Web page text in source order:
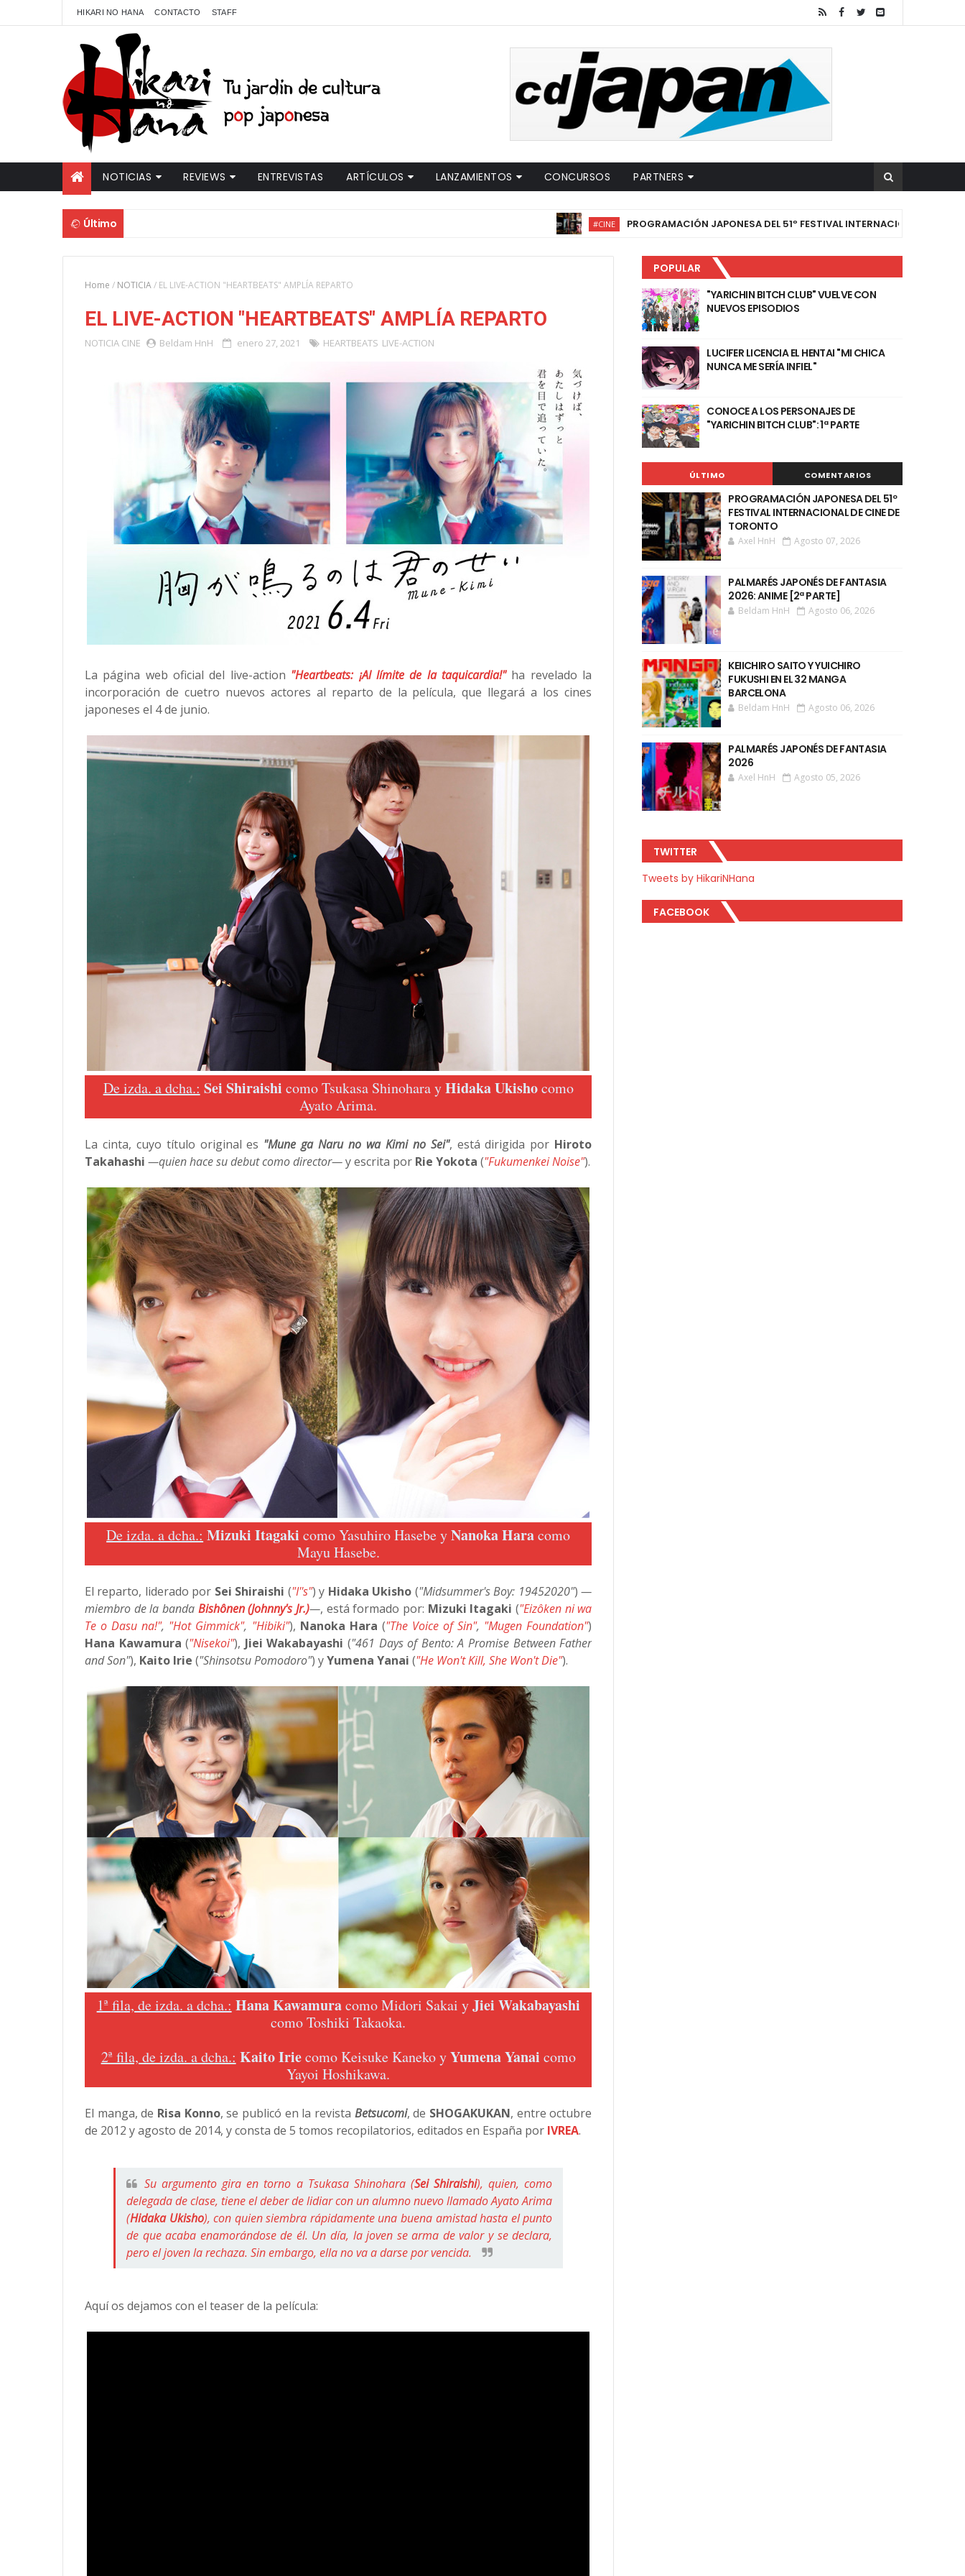
HIKARI NO HANA CONTACTO STAFF
NOTICIAS REVIEWS ENTREVISTAS ARTÍCULOS LANZAMIENTOS CONCURSOS PARTNERS
Último #CINE PROGRAMACIÓN JAPONESA DEL 51º FESTIVAL INTERNACIONAL DE CINE DE
Home / NOTICIA/ EL LIVE-ACTION "HEARTBEATS" AMPLÍA REPARTO
EL LIVE-ACTION "HEARTBEATS" AMPLÍA REPARTO
NOTICIA CINE Beldam HnH enero 27, 2021 HEARTBEATS LIVE-ACTION
La página web oficial del live-action "Heartbeats: ¡Al límite de la taquicardia!"ha revelado la
incorporación de cuetro nuevos actores al reparto de la película, que llegará a los cines
japoneses el 4 de junio.
De izda. a dcha.: Sei Shiraishi como Tsukasa Shinohara yHidaka Ukishocomo
Ayato Arima.
La cinta, cuyo título original es "Mune ga Naru no wa Kimi no Sei", está dirigida por Hiroto
Takahashi —quien hace su debut como director—y escrita por Rie Yokota ("Fukumenkei Noise").
De izda. a dcha.: Mizuki Itagaki como Yasuhiro Hasebe yNanoka Haracomo
Mayu Hasebe.
El reparto, liderado por Sei Shiraishi ("I''s") y Hidaka Ukisho ("Midsummer's Boy: 19452020")—
miembro de la banda Bishônen (Johnny's Jr.)—, está formado por: Mizuki Itagaki ("Eizôken ni wa
Te o Dasu na!", "Hot Gimmick", "Hibiki"), Nanoka Hara ("The Voice of Sin", "Mugen Foundation")
Hana Kawamura ("Nisekoi"), Jiei Wakabayashi ("461 Days of Bento: A Promise Between Father
and Son"), Kaito Irie ("Shinsotsu Pomodoro") yYumena Yanai ("He Won't Kill, She Won't Die").
1ª fila, de izda. a dcha.: Hana Kawamuracomo Midori Sakai yJiei Wakabayashi
como Toshiki Takaoka.
2ª fila, de izda. a dcha.: Kaito Iriecomo Keisuke Kaneko yYumena Yanai como
Yayoi Hoshikawa.
El manga, de Risa Konno, se publicó en la revista Betsucomi, de SHOGAKUKAN, entre octubre
de 2012 y agosto de 2014, y consta de 5 tomos recopilatorios, editados en España por IVREA.
Su argumento gira en torno a Tsukasa Shinohara (Sei Shiraishi), quien, como
delegada de clase, tiene el deber de lidiar con un alumno nuevo llamado Ayato Arima
(Hidaka Ukisho), con quien siembra rápidamente una buena amistad hasta el punto
de que acaba enamorándose de él. Un día, la joven se arma de valor y se declara,
pero el joven la rechaza. Sin embargo, ella no va a darse por vencida.
Aquí os dejamos con el teaser de la película:
POPULAR
"YARICHIN BITCH CLUB" VUELVE CON
NUEVOS EPISODIOS
LUCIFER LICENCIA EL HENTAI "MI CHICA
NUNCA ME SERÍA INFIEL"
CONOCE A LOS PERSONAJES DE
"YARICHIN BITCH CLUB": 1ª PARTE
ÚLTIMO COMENTARIOS
PROGRAMACIÓN JAPONESA DEL 51º
FESTIVAL INTERNACIONAL DE CINE DE
TORONTO
Axel HnH Agosto 07, 2026
PALMARÉS JAPONÉS DE FANTASIA
2026: ANIME [2ª PARTE]
Beldam HnH Agosto 06, 2026
KEIICHIRO SAITO Y YUICHIRO
FUKUSHI EN EL 32 MANGA
BARCELONA
Beldam HnH Agosto 06, 2026
PALMARÉS JAPONÉS DE FANTASIA
2026
Axel HnH Agosto 05, 2026
TWITTER
Tweets by HikariNHana
FACEBOOK